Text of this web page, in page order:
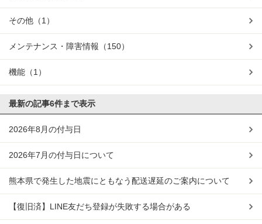
その他 （1）
メンテナンス・障害情報 （150）
機能 （1）
最新の記事6件まで表示
2026年8月の付与日
2026年7月の付与日について
熊本県で発生した地震にともなう配送遅延のご案内について
【復旧済】LINE友だち登録が失敗する場合がある